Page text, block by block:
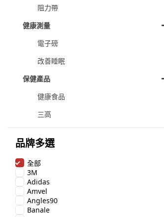
阻力帶
健康測量
電子磅
改善睡眠
保健產品
健康食品
三高
品牌多選
全部
3M
Adidas
Amvel
Angles90
Banale